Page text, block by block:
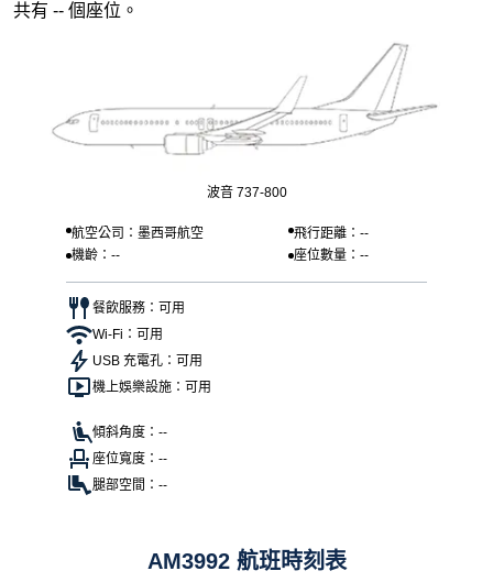
共有 -- 個座位。
波音 737-800
航空公司：墨西哥航空
飛行距離：--
機齡：--
座位數量：--
餐飲服務：可用
Wi-Fi：可用
USB 充電孔：可用
機上娛樂設施：可用
傾斜角度：--
座位寬度：--
腿部空間：--
AM3992 航班時刻表